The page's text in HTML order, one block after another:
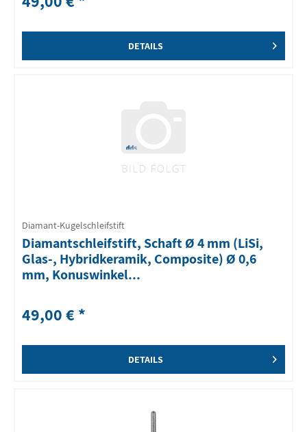
DETAILS
Diamant-Kugelschleifstift
Diamantschleifstift, Schaft Ø 4 mm (LiSi,
Glas-, Hybridkeramik, Composite) Ø 0,6
mm, Konuswinkel...
49,00 € *
DETAILS